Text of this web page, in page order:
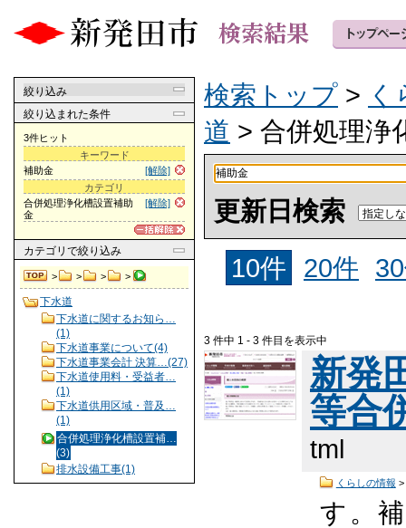
絞り込み
絞り込まれた条件
3件ヒット
キーワード
[解除]
補助金
カテゴリ
[解除]
合併処理浄化槽設置補助
金
カテゴリ で絞り込み
> > > >
下水道
下水道に関するお知ら…
(1)
下水道事業について(4)
下水道事業会計 決算…(27)
下水道使用料・受益者…
(1)
下水道供用区域・普及…
(1)
合併処理浄化槽設置補…
(3)
排水設備工事(1)
検索トップ > く
道 > 合併処理浄
更新日検索
10件
20件
3 件中 1 - 3 件目を表示中
新発
等合
tml
くらしの情報 >
す。